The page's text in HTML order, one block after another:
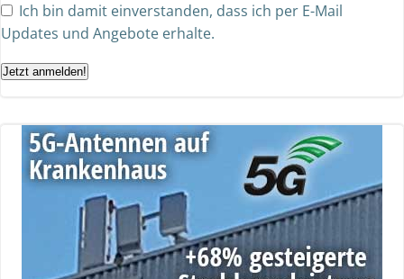
Ich bin damit einverstanden, dass ich per E-Mail
Updates und Angebote erhalte.
Jetzt anmelden!